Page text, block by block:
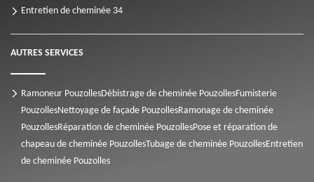
Entretien de cheminée 34
AUTRES SERVICES
Ramoneur PouzollesDébistrage de cheminée PouzollesFumisterie
PouzollesNettoyage de façade PouzollesRamonage de cheminée
PouzollesRéparation de cheminée PouzollesPose et réparation de
chapeau de cheminée PouzollesTubage de cheminée PouzollesEntretien
de cheminée Pouzolles